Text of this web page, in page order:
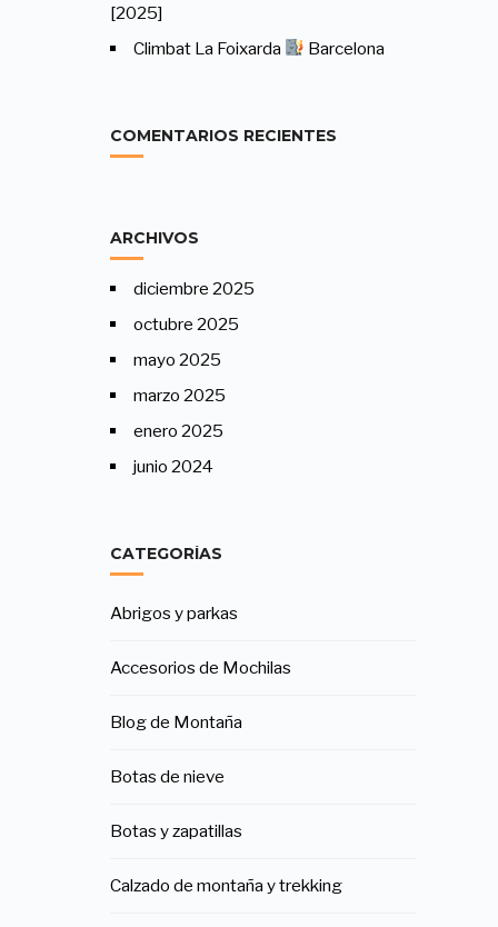
[2025]
Climbat La Foixarda
Barcelona
COMENTARIOS RECIENTES
ARCHIVOS
diciembre 2025
octubre 2025
mayo 2025
marzo 2025
enero 2025
junio 2024
CATEGORÍAS
Abrigos y parkas
Accesorios de Mochilas
Blog de Montaña
Botas de nieve
Botas y zapatillas
Calzado de montaña y trekking